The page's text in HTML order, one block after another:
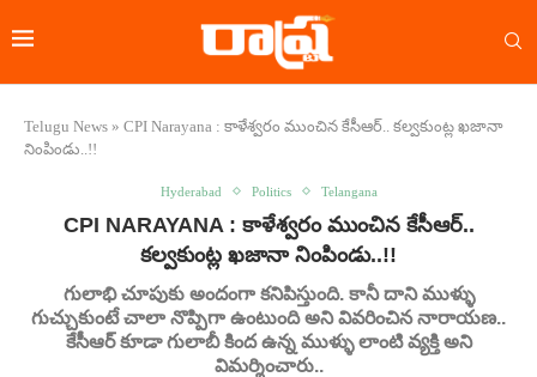
Telugu News » CPI Narayana : కాళేశ్వరం ముంచిన కేసీఆర్.. కల్వకుంట్ల ఖజానా
నింపిండు..!!
Hyderabad Politics Telangana
CPI NARAYANA : కాళేశ్వరం ముంచిన కేసీఆర్..
కల్వకుంట్ల ఖజానా నింపిండు..!!
గులాభి చూపుకు అందంగా కనిపిస్తుంది. కానీ దాని ముళ్ళు
గుచ్చుకుంటే చాలా నొప్పిగా ఉంటుంది అని వివరించిన నారాయణ..
కేసీఆర్ కూడా గులాబీ కింద ఉన్న ముళ్ళు లాంటి వ్యక్తి అని
విమర్శించారు..